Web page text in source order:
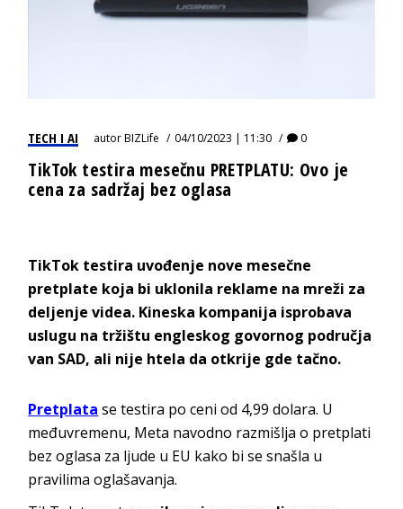
TECH I AI autorBIZLife 04/10/2023 | 11:30 0
TikTok testira mesečnu PRETPLATU: Ovo je
cena za sadržaj bez oglasa
TikTok testira uvođenje nove mesečne
pretplate koja bi uklonila reklame na mreži za
deljenje videa. Kineska kompanija isprobava
uslugu na tržištu engleskog govornog područja
van SAD, ali nije htela da otkrije gde tačno.
Pretplata se testira po ceni od 4,99 dolara. U
međuvremenu, Meta navodno razmišlja o pretplati
bez oglasa za ljude u EU kako bi se snašla u
pravilima oglašavanja.